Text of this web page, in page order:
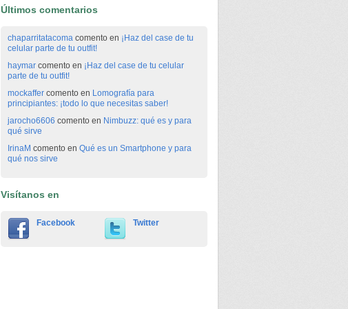
Últimos comentarios
chaparritatacomacomento en ¡Haz del case de tu
celular parte de tu outfit!
haymarcomento en ¡Haz del case de tu celular
parte de tu outfit!
mockaffercomento en Lomografía para
principiantes: ¡todo lo que necesitas saber!
jarocho6606 comento en Nimbuzz: qué es y para
qué sirve
IrinaM comento en Qué es un Smartphone y para
qué nos sirve
Visítanos en
Facebook Twitter